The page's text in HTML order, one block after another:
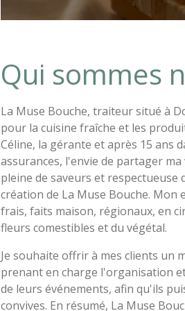
Qui sommes
La Muse Bouche, traiteur situé à
pour la cuisine fraîche et les
Céline, la gérante et après 15 ans
assurances, l'envie de partager
pleine de saveurs et respectueuse
création de La Muse Bouche. Mon
frais, faits maison, régionaux, en
fleurs comestibles et du végétal.
Je souhaite offrir à mes clients un
prenant en charge l'organisation
de leurs événements, afin qu'ils
convives. En résumé, La Muse